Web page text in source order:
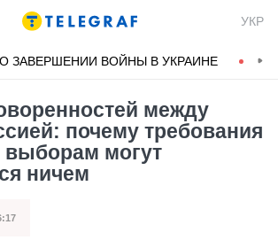
УКР
ЗАВЕРШЕНИИ ВОЙНЫ В УКРАИНЕ
между
почему требования
выборам могут
ничем